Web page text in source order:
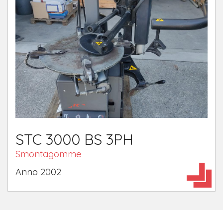
STC 3000 BS 3PH
Smontagomme
​Anno 2002